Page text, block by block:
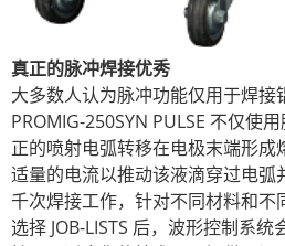
真正的脉冲焊接优秀
大多数人认为脉冲功能仅用于焊接
PROMIG-250SYN PULSE 不仅使
正的喷射电弧转移在电极末端形成
适量的电流以推动该液滴穿过电弧
千次焊接工作，针对不同材料和不
选择 JOB-LISTS 后，波形控制系